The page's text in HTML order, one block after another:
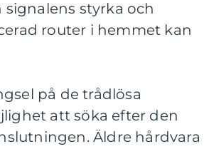
styrka och
router i hemmet kan
på de trådlösa
att söka efter den
Äldre hårdvara